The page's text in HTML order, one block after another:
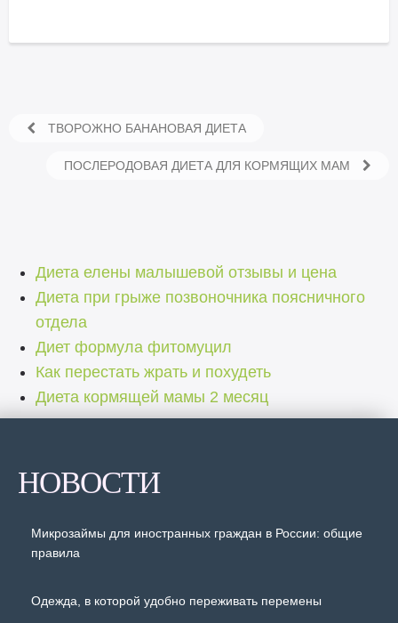
ТВОРОЖНО БАНАНОВАЯ ДИЕТА
ПОСЛЕРОДОВАЯ ДИЕТА ДЛЯ КОРМЯЩИХ МАМ
Диета елены малышевой отзывы и цена
Диета при грыже позвоночника поясничного
отдела
Диет формула фитомуцил
Как перестать жрать и похудеть
Диета кормящей мамы 2 месяц
НОВОСТИ
Микрозаймы для иностранных граждан в России: общие
правила
Одежда, в которой удобно переживать перемены